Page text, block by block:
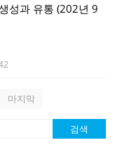
성과 유통 (202년 9
마지막
검색